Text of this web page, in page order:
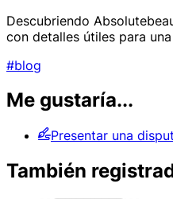
Descubriendo
con detalles útiles para
#blog
Me gustaría...
Presentar una
También